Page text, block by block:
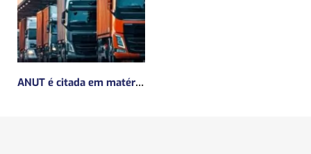
ANUT é citada em matéria da Mundo Logística sobre a MP do Frete